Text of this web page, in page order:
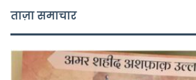
ताज़ा समाचार